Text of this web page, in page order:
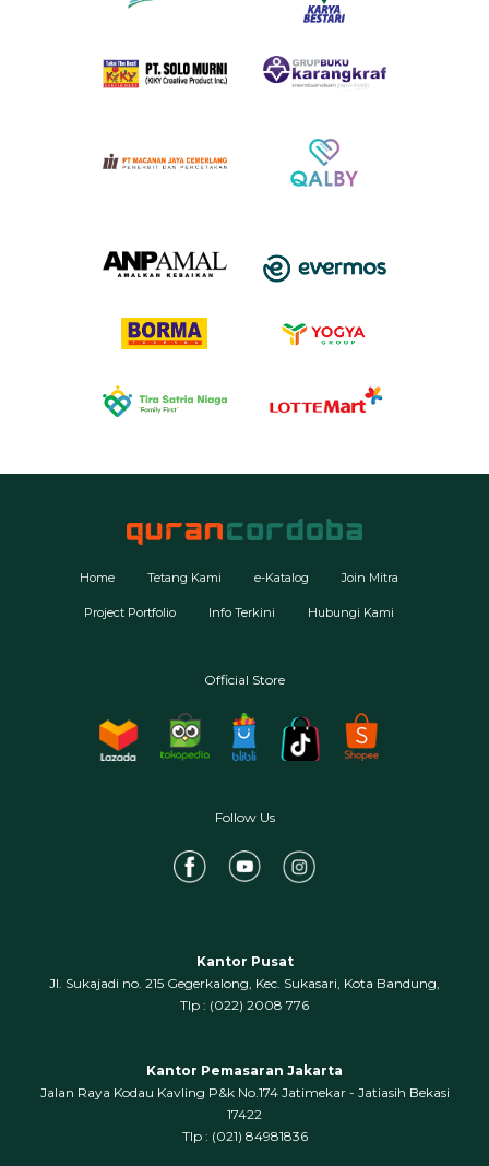
Home Tetang Kami e-Katalog Join Mitra
Project Portfolio Info Terkini Hubungi Kami
Official Store
Follow Us
Kantor Pusat
Jl. Sukajadi no. 215 Gegerkalong, Kec. Sukasari, Kota Bandung,
‍Tlp : (022) 2008 776
Kantor Pemasaran Jakarta
Jalan Raya Kodau Kavling P&k No.174 Jatimekar - Jatiasih Bekasi
17422
Tlp : (021) 84981836